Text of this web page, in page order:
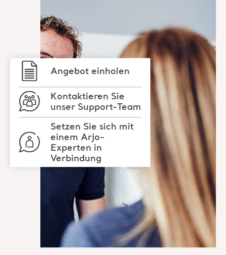
Angebot einholen
Kontaktieren Sie
unser Support-Team
Setzen Sie sich mit
Experten in
Verbindung